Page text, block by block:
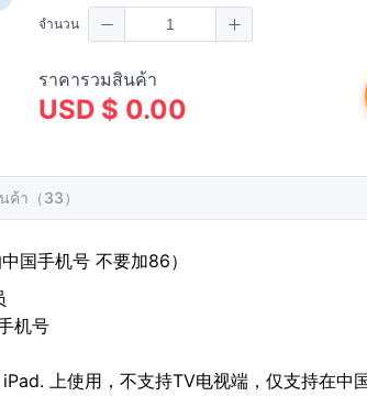
จำนวน
ราคารวมสินค้า
USD $ 0.00
า（33）
国手机号 不要加86）
机号
上使用，不支持TV电视端，仅支持在中